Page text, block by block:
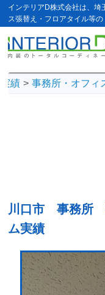
インテリアD株式会社は、埼
ス張替え・フロアタイル等
績 事務所・オフィ
川口市 事務所
ム実績